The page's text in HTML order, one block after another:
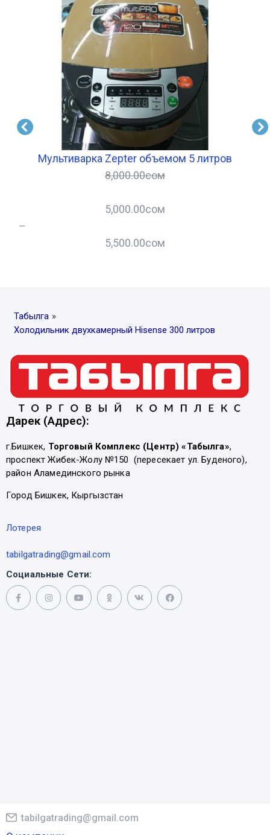
Мультиварка Zepter объемом 5 литров
8,000.00сом
5,000.00сом
–
5,500.00сом
Табылга »
Холодильник двухкамерный Hisense 300 литров
Дарек (Адрес):
г.Бишкек, Торговый Комплекс (Центр) «Табылга»,
проспект Жибек-Жолу №150 (пересекает ул. Буденого),
район Аламединского рынка
Город Бишкек, Кыргызстан
Лотерея
tabilgatrading@gmail.com
Социальные Сети:
tabilgatrading@gmail.com